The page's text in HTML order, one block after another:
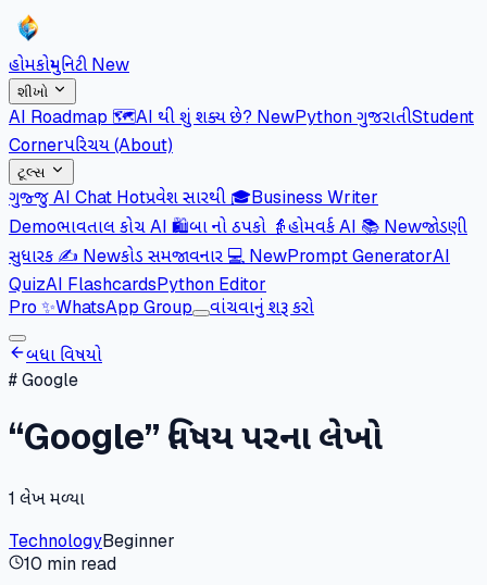
હોમકોમ્યુનિટી New
શીખો
AI Roadmap 🗺️AI થી શું શક્ય છે? NewPython ગુજરાતીStudent
Cornerપરિચય (About)
ટૂલ્સ
ગુજ્જુ AI Chat Hotપ્રવેશ સારથી 🎓Business Writer
Demoભાવતાલ કોચ AI 🛍️બા નો ઠપકો 👵હોમવર્ક AI 📚 Newજોડણી
સુધારક ✍️ Newકોડ સમજાવનાર 💻 NewPrompt GeneratorAI
QuizAI FlashcardsPython Editor
Pro ✨WhatsApp Group વાંચવાનું શરૂ કરો
બધા વિષયો
#Google
“Google” વિષય પરના લેખો
1 લેખ મળ્યા
TechnologyBeginner
10 min read